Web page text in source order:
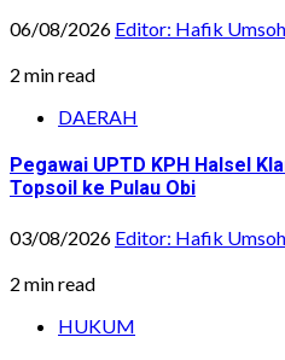
06/08/2026 Editor: Hafik
2 min read
DAERAH
Pegawai UPTD KPH Halsel
Topsoil ke Pulau Obi
03/08/2026 Editor: Hafik
2 min read
HUKUM